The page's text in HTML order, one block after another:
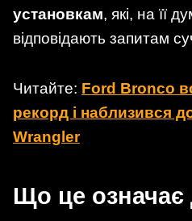
установкам, які, на її
відповідають запитам
Читайте: Ford Bronco
рекорд і наблизився
Wrangler
Що це означає